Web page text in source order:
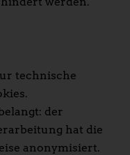
technische
der
hat die
anonymisiert.